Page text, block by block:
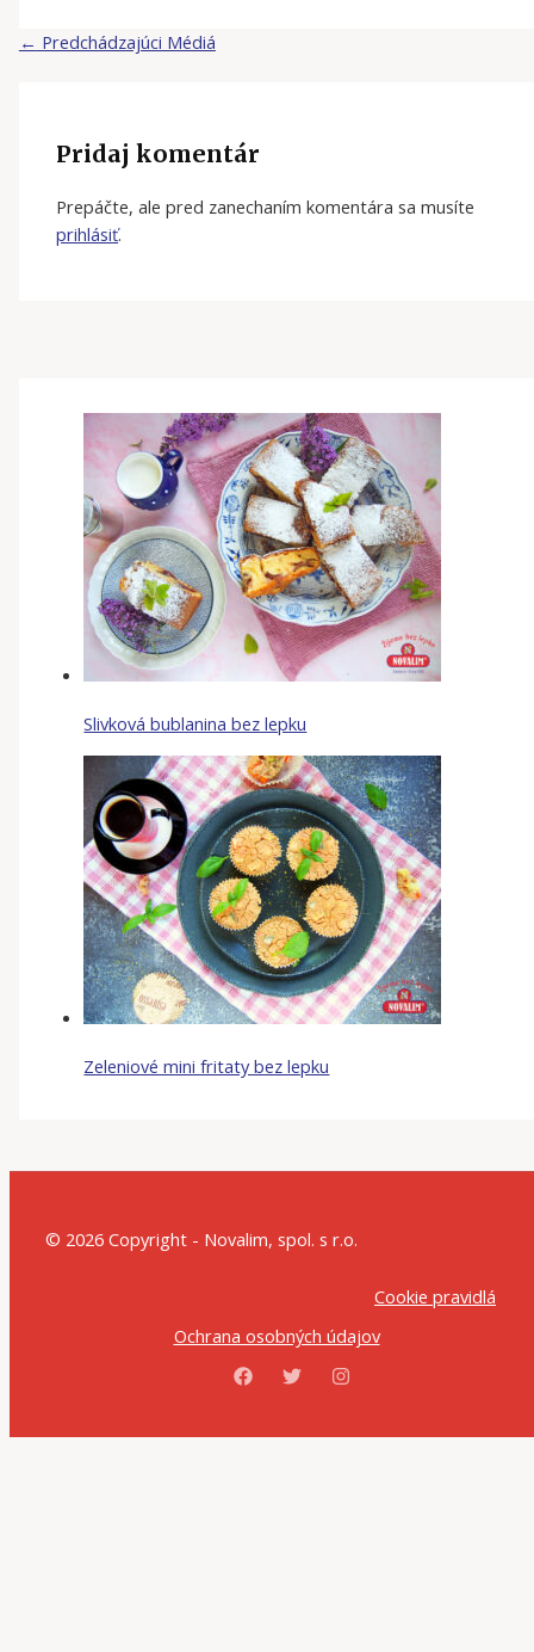
← Predchádzajúci Médiá
Pridaj komentár
Prepáčte, ale pred zanechaním komentára sa musíte
prihlásiť.
Slivková bublanina bez lepku
Zeleniové mini fritaty bez lepku
© 2026 Copyright - Novalim, spol. s r.o.
Cookie pravidlá
Ochrana osobných údajov